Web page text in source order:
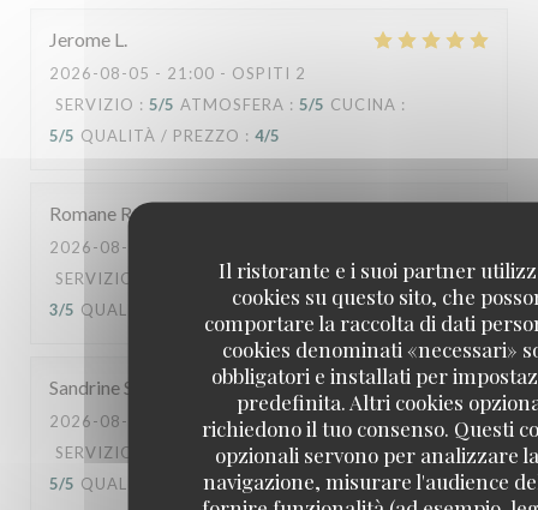
Il ristorante e i suoi partner
cookies su questo sito, che
comportare la raccolta di dati
cookies denominati «necessari»
obbligatori e installati per
predefinita. Altri cookies
richiedono il tuo consenso. Questi
opzionali servono per analizzare
navigazione, misurare l'audience
Jerome L
2026-08-05 - 21:00 - OSPITI 2
SERVIZIO : 5/5 ATMOSFERA : 5/5 CUCINA :
5/5 QUALITÀ / PREZZO : 4/5
Romane R
2026-08-04
SERVIZIO
ATMOSFERA: 3/5 CUCINA:
3/5 QUALITÀ / PREZZO: 3/5
SandrineS
2026-08-06
- 12:00 - OSPITI 2
SERVIZIO
ATMOSFERA: 5/5 CUCINA:
5/5 QUALITÀ / PREZZO: 4/5